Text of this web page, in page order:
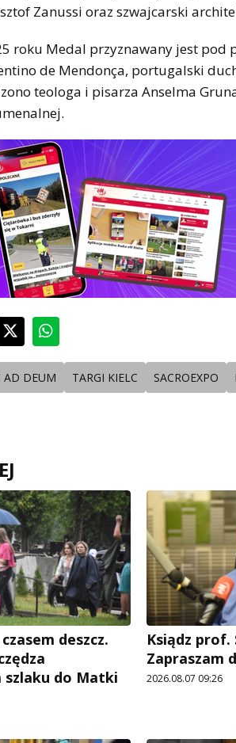
Zanussi oraz szwajcarski
roku Medal przyznawany jest
de Mendonça, portugalski
teologa i pisarza Anselma
AD DEUM TARGI KIELC SACROEXPO
deszcz.
szlaku do Matki
Ksiądz prof.
Zapraszam
2026.08.07 09:26